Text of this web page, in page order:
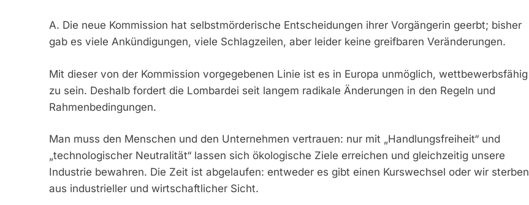
A. Die neue Kommission hat selbstmörderische Entscheidungen ihrer Vorgängerin geerbt; bisher
gab es viele Ankündigungen, viele Schlagzeilen, aber leider keine greifbaren Veränderungen.
Mit dieser von der Kommission vorgegebenen Linie ist es in Europa unmöglich, wettbewerbsfähig
zu sein. Deshalb fordert die Lombardei seit langem radikale Änderungen in den Regeln und
Rahmenbedingungen.
Man muss den Menschen und den Unternehmen vertrauen: nur mit „Handlungsfreiheit“ und
„technologischer Neutralität“ lassen sich ökologische Ziele erreichen und gleichzeitig unsere
Industrie bewahren. Die Zeit ist abgelaufen: entweder es gibt einen Kurswechsel oder wir sterben
aus industrieller und wirtschaftlicher Sicht.